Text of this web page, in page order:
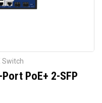
Switch
PoE+ 2-SFP